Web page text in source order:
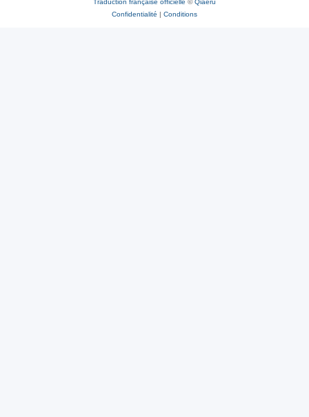
Traduction française officielle ©Qiaeru
Confidentialité | Conditions